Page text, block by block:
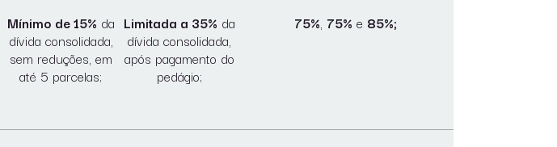
Mínimo de 15% da
dívida consolidada,
sem reduções, em
até 5 parcelas;
Limitada a 35% da
dívida consolidada,
após pagamento do
pedágio;
75%, 75% e 85%;